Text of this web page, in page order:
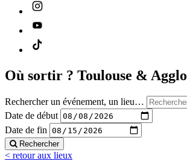
Où sortir ? Toulouse & Agglo
Rechercher un événement, un lieu…
Date de début
Date de fin
Rechercher
< retour aux lieux